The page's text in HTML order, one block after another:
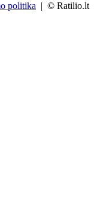
politika | © Ratilio.lt